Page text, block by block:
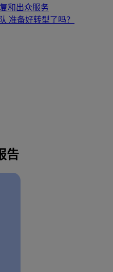
和出众服务
准备好转型了吗？
告